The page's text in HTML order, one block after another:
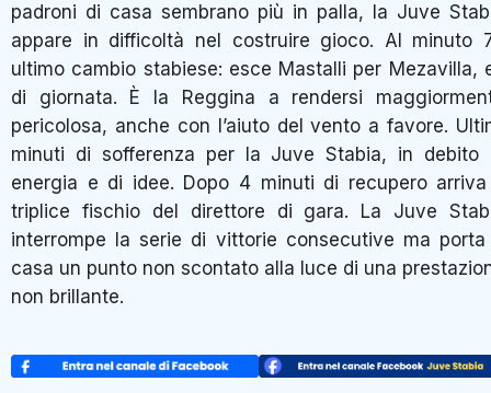
padroni di casa sembrano più in palla, la Juve
appare in difficoltà nel costruire gioco. Al minuto
ultimo cambio stabiese: esce Mastalli per Mezavilla,
di giornata. È la Reggina a rendersi
pericolosa, anche con l’aiuto del vento a favore.
minuti di sofferenza per la Juve Stabia, in debito
energia e di idee. Dopo 4 minuti di recupero
triplice fischio del direttore di gara. La Juve
interrompe la serie di vittorie consecutive ma
casa un punto non scontato alla luce di una
non brillante.